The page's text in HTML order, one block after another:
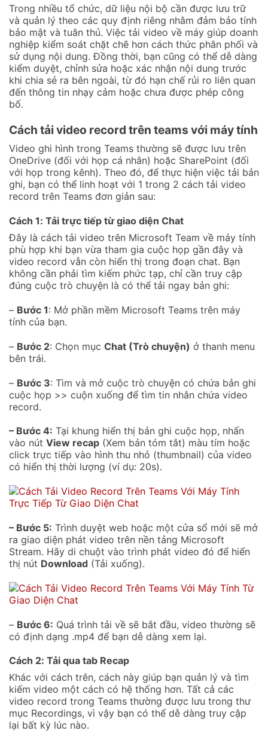
Trong nhiều tổ chức, dữ liệu nội bộ cần được lưu trữ
và quản lý theo các quy định riêng nhằm đảm bảo tính
bảo mật và tuân thủ. Việc tải video về máy giúp doanh
nghiệp kiểm soát chặt chẽ hơn cách thức phân phối và
sử dụng nội dung. Đồng thời, bạn cũng có thể dễ dàng
kiểm duyệt, chỉnh sửa hoặc xác nhận nội dung trước
khi chia sẻ ra bên ngoài, từ đó hạn chế rủi ro liên quan
đến thông tin nhạy cảm hoặc chưa được phép công
bố.
Cách tải video record trên teams với máy tính
Video ghi hình trong Teams thường sẽ được lưu trên
OneDrive (đối với họp cá nhân) hoặc SharePoint (đối
với họp trong kênh). Theo đó, để thực hiện việc tải bản
ghi, bạn có thể linh hoạt với 1 trong 2 cách tải video
record trên Teams đơn giản sau:
Cách 1: Tải trực tiếp từ giao diện Chat
Đây là cách tải video trên Microsoft Team về máy tính
phù hợp khi bạn vừa tham gia cuộc họp gần đây và
video record vẫn còn hiển thị trong đoạn chat. Bạn
không cần phải tìm kiếm phức tạp, chỉ cần truy cập
đúng cuộc trò chuyện là có thể tải ngay bản ghi:
– Bước 1: Mở phần mềm Microsoft Teams trên máy
tính của bạn.
– Bước 2: Chọn mục Chat (Trò chuyện) ở thanh menu
bên trái.
– Bước 3: Tìm và mở cuộc trò chuyện có chứa bản ghi
cuộc họp >> cuộn xuống để tìm tin nhắn chứa video
record.
– Bước 4: Tại khung hiển thị bản ghi cuộc họp, nhấn
vào nút View recap (Xem bản tóm tắt) màu tím hoặc
click trực tiếp vào hình thu nhỏ (thumbnail) của video
có hiển thị thời lượng (ví dụ: 20s).
– Bước 5: Trình duyệt web hoặc một cửa sổ mới sẽ mở
ra giao diện phát video trên nền tảng Microsoft
Stream. Hãy di chuột vào trình phát video đó để hiển
thị nút Download (Tải xuống).
– Bước 6: Quá trình tải về sẽ bắt đầu, video thường sẽ
có định dạng .mp4 để bạn dễ dàng xem lại.
Cách 2: Tải qua tab Recap
Khác với cách trên, cách này giúp bạn quản lý và tìm
kiếm video một cách có hệ thống hơn. Tất cả các
video record trong Teams thường được lưu trong thư
mục Recordings, vì vậy bạn có thể dễ dàng truy cập
lại bất kỳ lúc nào.